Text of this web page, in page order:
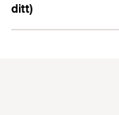
ditt)